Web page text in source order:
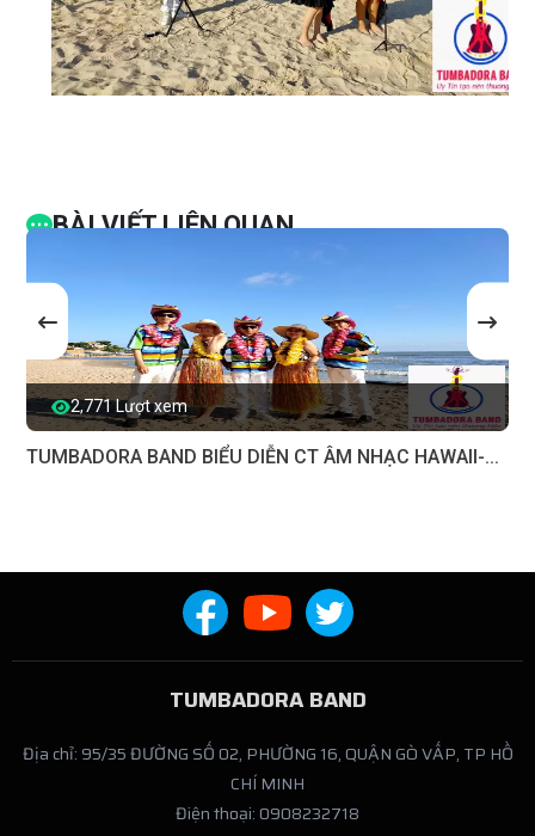
BÀI VIẾT LIÊN QUAN
2,771 Lượt xem
TUMBADORA BAND BIỂU DIỄN CT ÂM NHẠC HAWAII-...
TUMBADORA BAND
Địa chỉ: 95/35 ĐƯỜNG SỐ 02, PHƯỜNG 16, QUẬN GÒ VẤP, TP HỒ
CHÍ MINH
Điện thoại: 0908232718